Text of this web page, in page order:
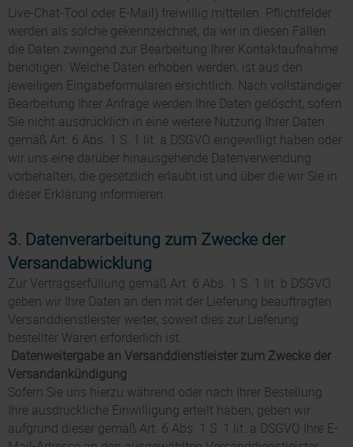
Live-Chat-Tool oder E-Mail) freiwillig mitteilen. Pflichtfelder
werden als solche gekennzeichnet, da wir in diesen Fällen
die Daten zwingend zur Bearbeitung Ihrer Kontaktaufnahme
benötigen. Welche Daten erhoben werden, ist aus den
jeweiligen Eingabeformularen ersichtlich. Nach vollständiger
Bearbeitung Ihrer Anfrage werden Ihre Daten gelöscht, sofern
Sie nicht ausdrücklich in eine weitere Nutzung Ihrer Daten
gemäß Art. 6 Abs. 1 S. 1 lit. a DSGVO eingewilligt haben oder
wir uns eine darüber hinausgehende Datenverwendung
vorbehalten, die gesetzlich erlaubt ist und über die wir Sie in
dieser Erklärung informieren.
3. Datenverarbeitung zum Zwecke der
Versandabwicklung
Zur Vertragserfüllung gemäß Art. 6 Abs. 1 S. 1 lit. b DSGVO
geben wir Ihre Daten an den mit der Lieferung beauftragten
Versanddienstleister weiter, soweit dies zur Lieferung
bestellter Waren erforderlich ist.
Datenweitergabe an Versanddienstleister zum Zwecke der
Versandankündigung
Sofern Sie uns hierzu während oder nach Ihrer Bestellung
Ihre ausdrückliche Einwilligung erteilt haben, geben wir
aufgrund dieser gemäß Art. 6 Abs. 1 S. 1 lit. a DSGVO Ihre E-